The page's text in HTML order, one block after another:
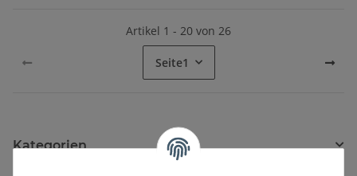
Artikel 1 - 20 von 26
Seite1
Kategorien